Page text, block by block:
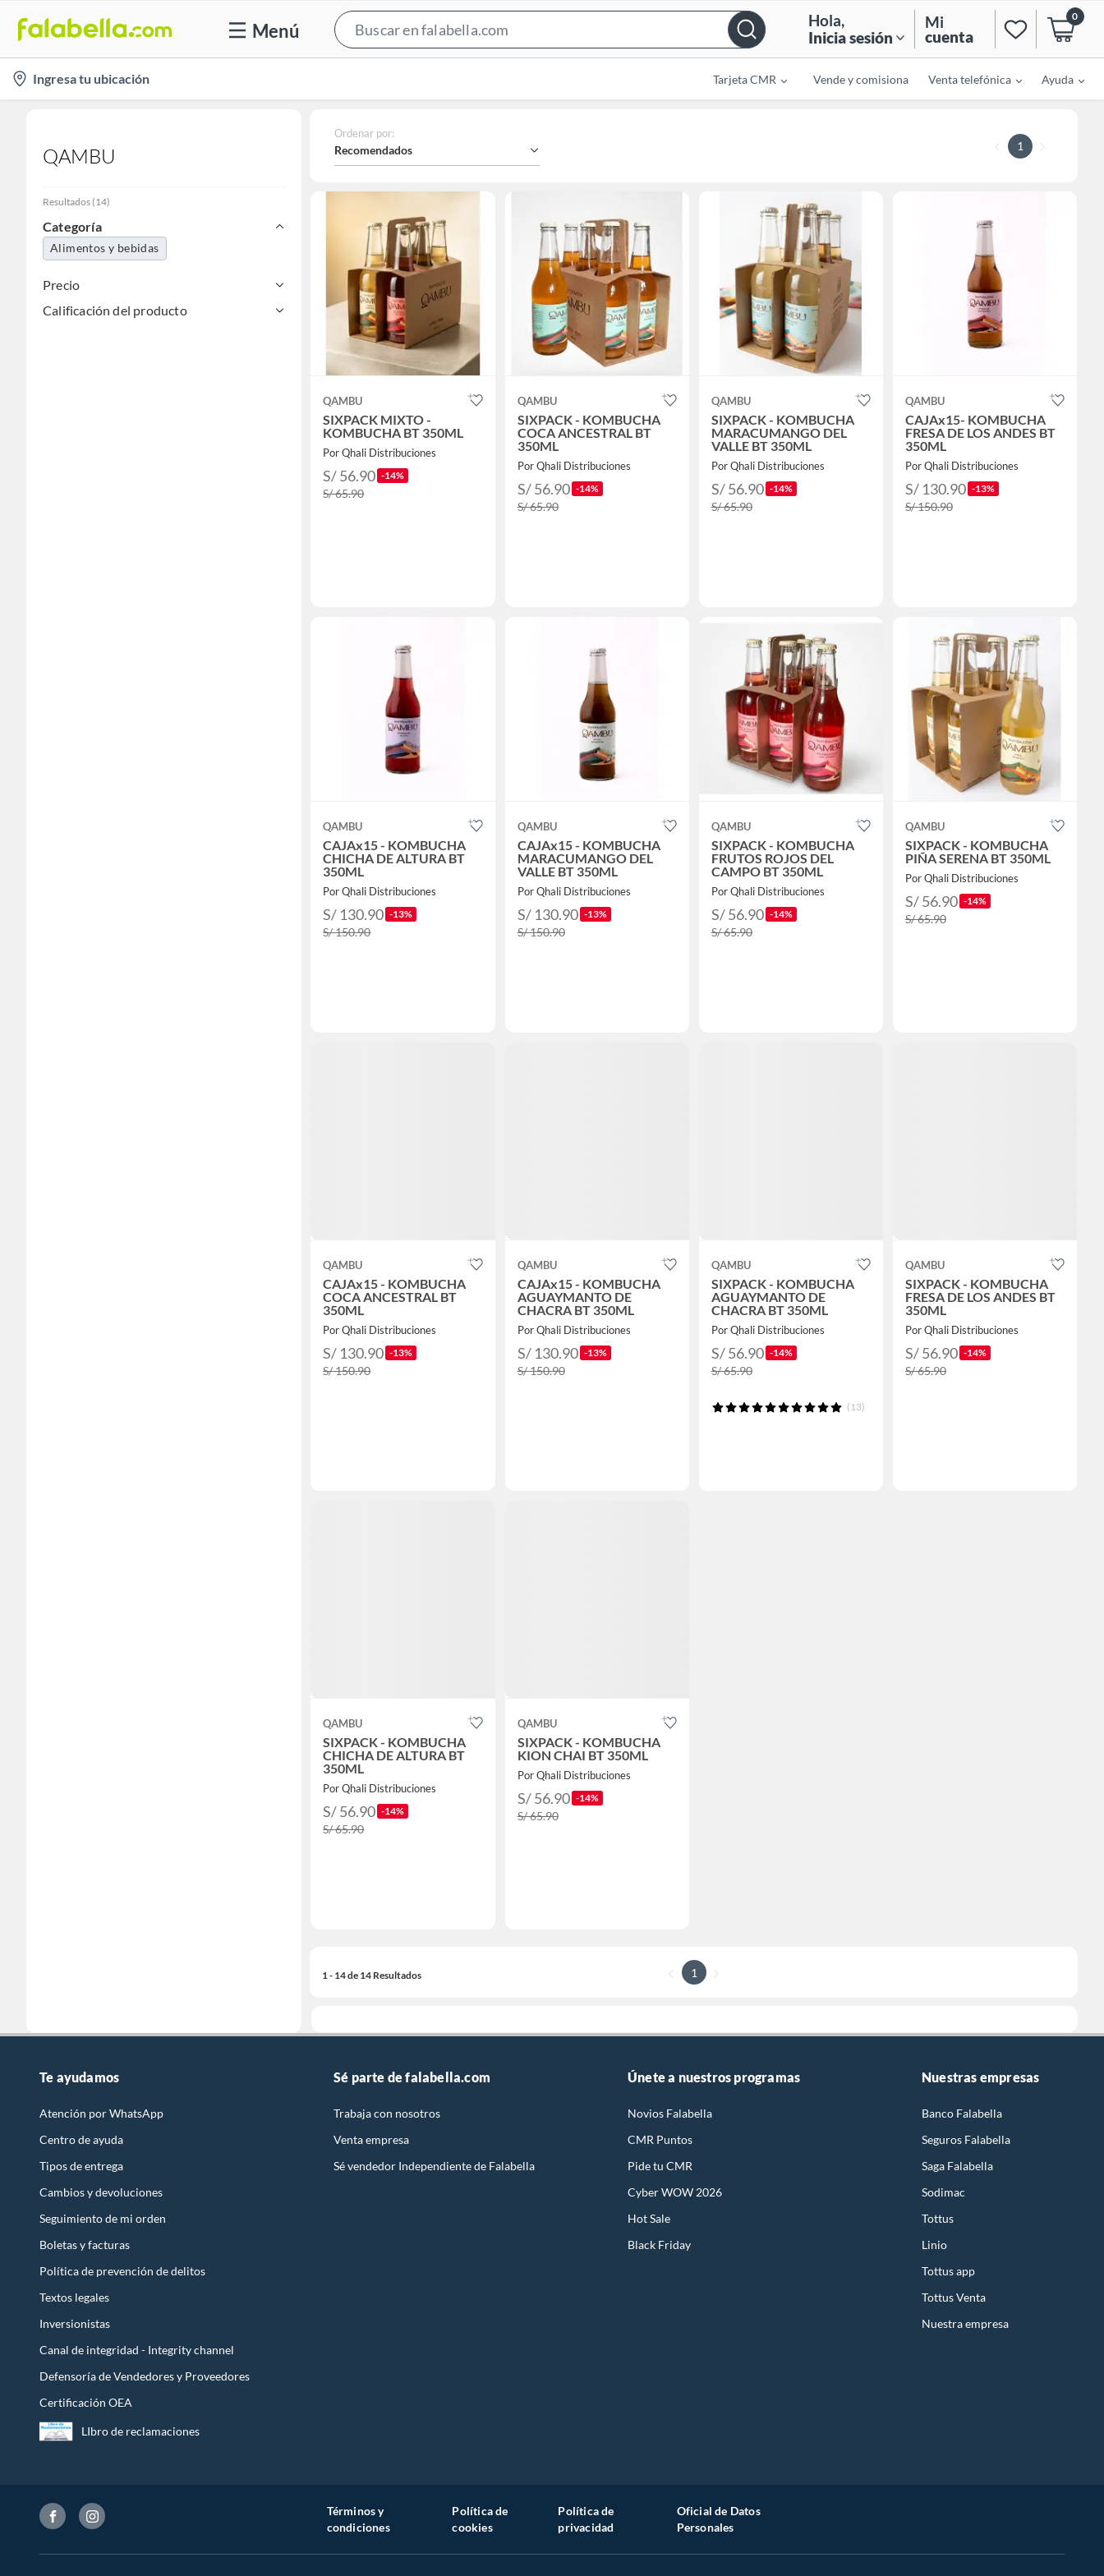
Menú
Bar
Hola,
Inicia sesión
Mi
cuenta
0
location-
icon
Ingresa tu ubicación Tarjeta CMR Vende y comisiona Venta telefónica Ayuda
QAMBU
Resultados (14)
Categoría
Alimentos y bebidas
Precio
Calificación del producto
Ordenar por:
Recomendados 1
QAMBU
SIXPACK MIXTO -
KOMBUCHA BT 350ML
Por Qhali Distribuciones
S/ 56.90 -14%
S/ 65.90
QAMBU
SIXPACK - KOMBUCHA
COCA ANCESTRAL BT
350ML
Por Qhali Distribuciones
S/ 56.90 -14%
S/ 65.90
QAMBU
SIXPACK - KOMBUCHA
MARACUMANGO DEL
VALLE BT 350ML
Por Qhali Distribuciones
S/ 56.90 -14%
S/ 65.90
QAMBU
CAJAx15- KOMBUCHA
FRESA DE LOS ANDES BT
350ML
Por Qhali Distribuciones
S/ 130.90 -13%
S/ 150.90
QAMBU
CAJAx15 - KOMBUCHA
CHICHA DE ALTURA BT
350ML
Por Qhali Distribuciones
S/ 130.90 -13%
S/ 150.90
QAMBU
CAJAx15 - KOMBUCHA
MARACUMANGO DEL
VALLE BT 350ML
Por Qhali Distribuciones
S/ 130.90 -13%
S/ 150.90
QAMBU
SIXPACK - KOMBUCHA
FRUTOS ROJOS DEL
CAMPO BT 350ML
Por Qhali Distribuciones
S/ 56.90 -14%
S/ 65.90
QAMBU
SIXPACK - KOMBUCHA
PIÑA SERENA BT 350ML
Por Qhali Distribuciones
S/ 56.90 -14%
S/ 65.90
QAMBU
CAJAx15 - KOMBUCHA
COCA ANCESTRAL BT
350ML
Por Qhali Distribuciones
S/ 130.90 -13%
S/ 150.90
QAMBU
CAJAx15 - KOMBUCHA
AGUAYMANTO DE
CHACRA BT 350ML
Por Qhali Distribuciones
S/ 130.90 -13%
S/ 150.90
QAMBU
SIXPACK - KOMBUCHA
AGUAYMANTO DE
CHACRA BT 350ML
Por Qhali Distribuciones
S/ 56.90 -14%
S/ 65.90
(13)
QAMBU
SIXPACK - KOMBUCHA
FRESA DE LOS ANDES BT
350ML
Por Qhali Distribuciones
S/ 56.90 -14%
S/ 65.90
QAMBU
SIXPACK - KOMBUCHA
CHICHA DE ALTURA BT
350ML
Por Qhali Distribuciones
S/ 56.90 -14%
S/ 65.90
QAMBU
SIXPACK - KOMBUCHA
KION CHAI BT 350ML
Por Qhali Distribuciones
S/ 56.90 -14%
S/ 65.90
1 - 14 de 14 Resultados 1
Te ayudamos
Atención por WhatsApp
Centro de ayuda
Tipos de entrega
Cambios y devoluciones
Seguimiento de mi orden
Boletas y facturas
Política de prevención de delitos
Textos legales
Inversionistas
Canal de integridad - Integrity channel
Defensoría de Vendedores y Proveedores
Certificación OEA
LIbro de reclamaciones
Sé parte de falabella.com
Trabaja con nosotros
Venta empresa
Sé vendedor Independiente de Falabella
Únete a nuestros programas
Novios Falabella
CMR Puntos
Pide tu CMR
Cyber WOW 2026
Hot Sale
Black Friday
Nuestras empresas
Banco Falabella
Seguros Falabella
Saga Falabella
Sodimac
Tottus
Linio
Tottus app
Tottus Venta
Nuestra empresa
Términos y
condiciones
Política de
cookies
Política de
privacidad
Oficial de Datos
Personales